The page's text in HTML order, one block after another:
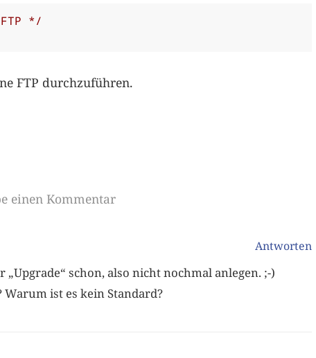
*/
FTP durchzuführen.
einen Kommentar
Antworten
schon, also nicht nochmal anlegen. ;-)
ist es kein Standard?